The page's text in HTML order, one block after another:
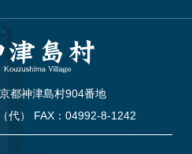
都神津島村904番地
代） FAX：04992-8-1242